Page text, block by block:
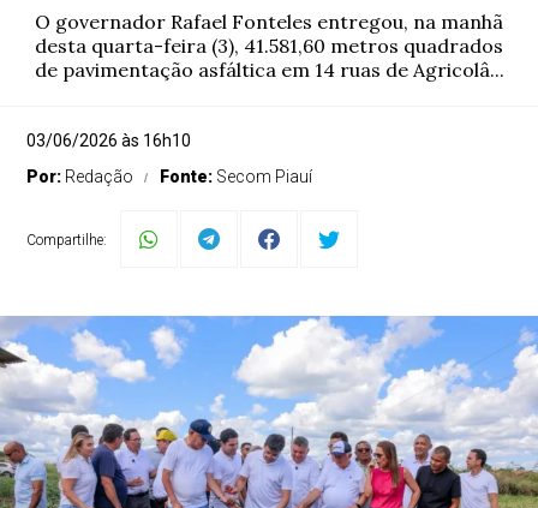
O governador Rafael Fonteles entregou, na manhã
desta quarta-feira (3), 41.581,60 metros quadrados
de pavimentação asfáltica em 14 ruas de Agricolâ...
03/06/2026 às 16h10
Por: Redação Fonte: Secom Piauí
Compartilhe: